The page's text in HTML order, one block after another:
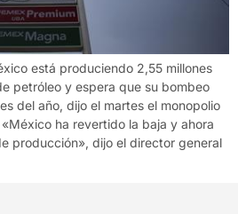
está produciendo 2,55 millones
petróleo y espera que su bombeo
del año, dijo el martes el monopolio
ha revertido la baja y ahora
producción», dijo el director general